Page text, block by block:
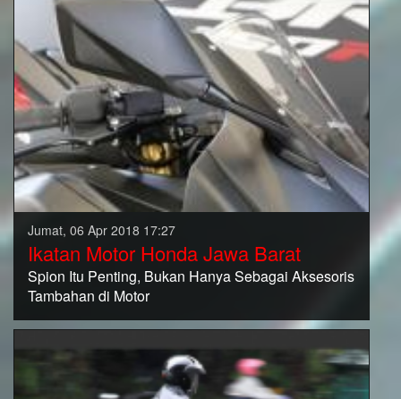
Jumat, 06 Apr 2018 17:27
Ikatan Motor Honda Jawa Barat
Spion Itu Penting, Bukan Hanya Sebagai Aksesoris
Tambahan di Motor